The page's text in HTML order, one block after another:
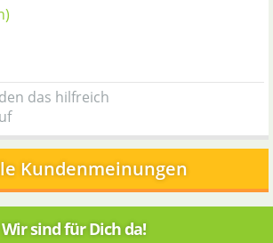
das hilfreich
Kundenmeinungen
Wir sind für Dich da!